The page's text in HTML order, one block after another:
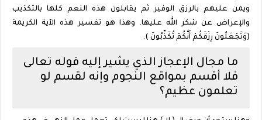
ويمن عليهم بالرزق الوفير ثم يقابلون هذه النعم كلها بالتكذيب
والإعراض عن شكر الله عليها. وهذا هو تفسير هذه الآية الكريمة
(وَتَجْعَلُونَ رِزْقَكُمْ أَنَّكُمْ تُكَذِّبُونَ ).
ما مجال الإعجاز الذي يشير إليه قوله تعالى
فلا أقسم بمواقع النجوم وإنه لقسم لو
تعلمون عظيم؟